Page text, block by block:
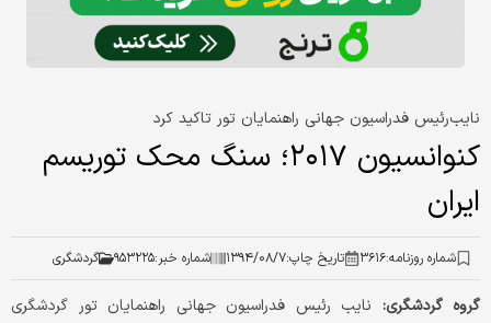
نایب‌رئیس فدراسیون جهانی راهنمایان تور تاکید کرد
کنوانسیون ۲۰۱۷؛ سنگ محک توریسم
ایران
شماره روزنامه:۳۶۱۶ تاریخ چاپ:۱۳۹۴/۰۸/۷ شماره خبر:۹۵۳۲۲۵ گردشگری
گروه گردشگری: نایب رئیس فدراسیون جهانی راهنمایان تور گردشگری